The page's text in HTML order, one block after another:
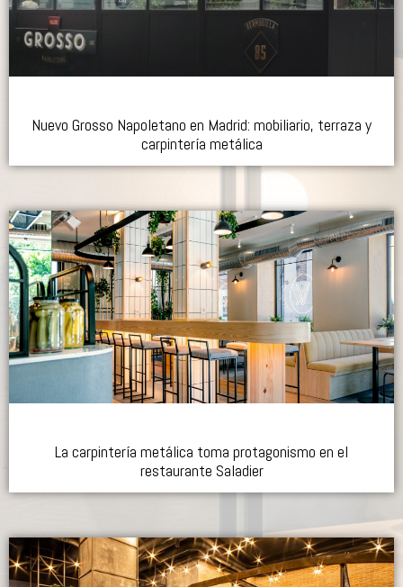
Nuevo Grosso Napoletano en Madrid: mobiliario, terraza y
carpintería metálica
La carpintería metálica toma protagonismo en el
restaurante Saladier